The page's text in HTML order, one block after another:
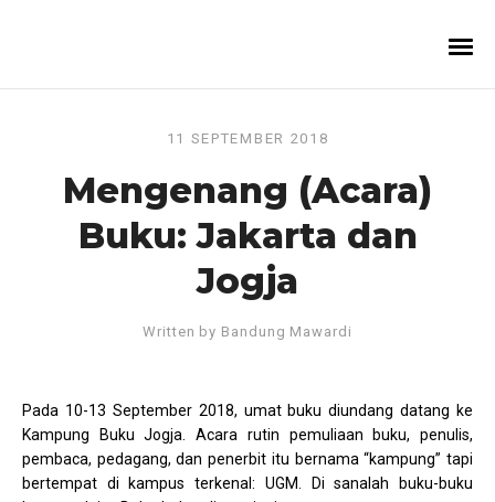
11 SEPTEMBER 2018
Mengenang (Acara)
Buku: Jakarta dan
Jogja
Written by Bandung Mawardi
Pada 10-13 September 2018, umat buku diundang datang ke
Kampung Buku Jogja. Acara rutin pemuliaan buku, penulis,
pembaca, pedagang, dan penerbit itu bernama “kampung” tapi
bertempat di kampus terkenal: UGM. Di sanalah buku-buku